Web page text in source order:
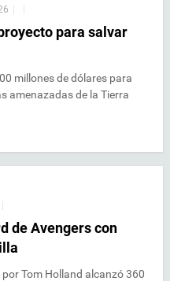
para salvar
millones de dólares para
amenazadas de la Tierra
de Avengers con
Tom Holland alcanzó 360